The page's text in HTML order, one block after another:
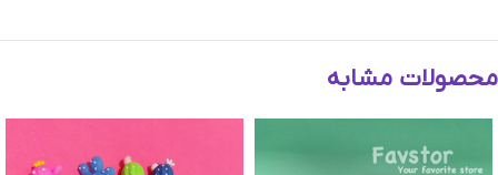
محصولات مشابه